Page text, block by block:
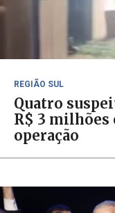
REGIÃO SUL
Quatro
R$ 3 milhões
operação